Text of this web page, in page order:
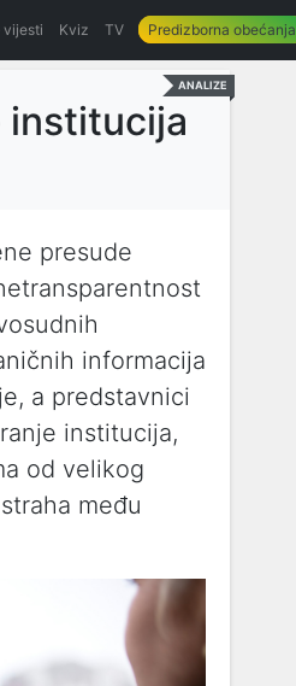
vijesti Kviz TV Predizborna obećanja
ANALIZE
institucija
presude
informacija
a predstavnici
institucija,
od velikog
među